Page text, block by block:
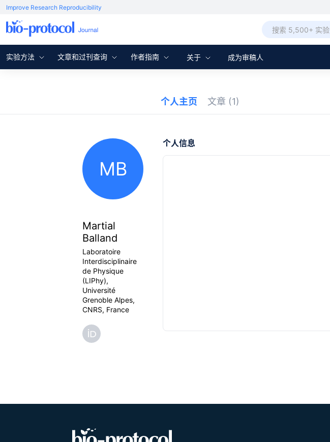
Improve Research Reproducibility
实验方法 文章和过刊查询 作者指南 关于 成为审稿人
个人主页 文章 (1)
MB
Martial
Balland
Laboratoire
Interdisciplinaire
de Physique
(LIPhy),
Université
Grenoble Alpes,
CNRS, France
个人信息